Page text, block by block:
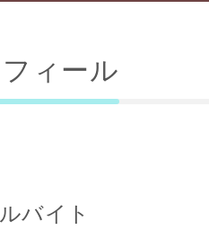
ィール
バイト